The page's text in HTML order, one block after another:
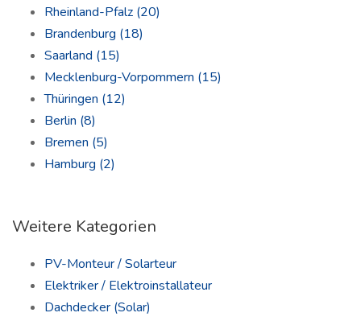
Rheinland-Pfalz (20)
Brandenburg (18)
Saarland (15)
Mecklenburg-Vorpommern (15)
Thüringen (12)
Berlin (8)
Bremen (5)
Hamburg (2)
Weitere Kategorien
PV-Monteur / Solarteur
Elektriker / Elektroinstallateur
Dachdecker (Solar)